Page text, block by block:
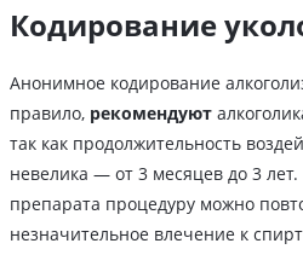
Кодирование
Анонимное кодирование
правило, рекомендуют
так как продолжительность
невелика — от 3 месяцев до 3
препарата процедуру можно
незначительное влечение к